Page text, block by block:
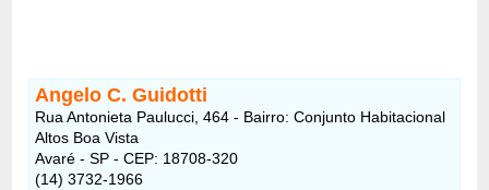
Angelo C. Guidotti
Rua Antonieta Paulucci, 464 - Bairro: Conjunto Habitacional
Altos Boa Vista
Avaré - SP - CEP: 18708-320
(14) 3732-1966